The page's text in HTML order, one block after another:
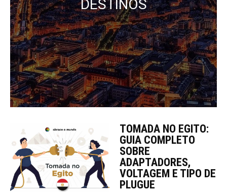
DESTINOS
TOMADA NO EGITO:
GUIA COMPLETO
SOBRE
ADAPTADORES,
VOLTAGEM E TIPO DE
PLUGUE